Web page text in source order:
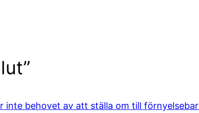
inte behovet av att ställa om till